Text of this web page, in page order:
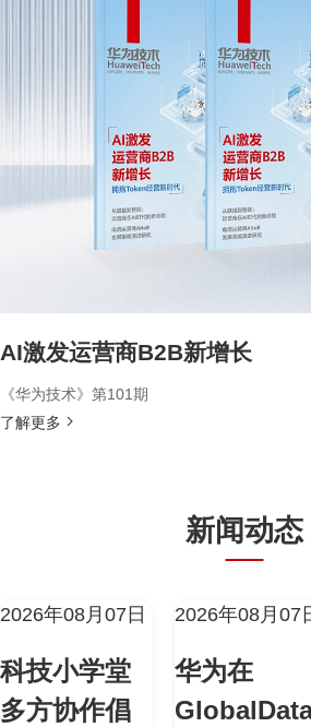
AI激发运营商B2B新增长
《华为技术》第101期
了解更多
新闻动态
2026年08月07日
科技小学堂
多方协作倡
2026年08月07
华为在